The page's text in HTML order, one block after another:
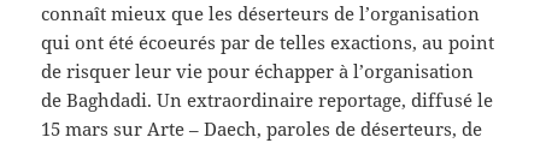
connaît mieux que les déserteurs de l’organisation
qui ont été écoeurés par de telles exactions, au point
de risquer leur vie pour échapper à l’organisation
de Baghdadi. Un extraordinaire reportage, diffusé le
15 mars sur Arte – Daech, paroles de déserteurs, de